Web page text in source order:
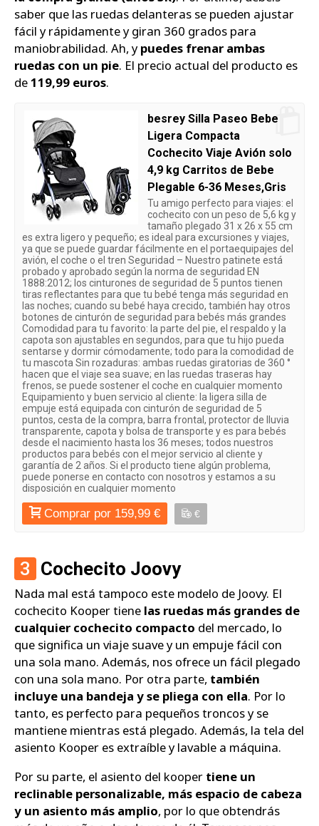
saber que las ruedas delanteras se pueden ajustar
fácil y rápidamente y giran 360 grados para
maniobrabilidad. Ah, ypuedes frenar ambas
ruedas con un pie. El precio actual del producto es
de119,99 euros.
besrey Silla Paseo Bebe
Ligera Compacta
Cochecito Viaje Avión solo
4,9 kg Carritos de Bebe
Plegable 6-36 Meses,Gris
Tu amigo perfecto para viajes: el
cochecito con un peso de 5,6 kg y
tamaño plegado 31 x 26 x 55 cm
es extra ligero y pequeño; es ideal para excursiones y viajes,
ya que se puede guardar fácilmente en el portaequipajes del
avión, el coche o el tren Seguridad – Nuestro patinete está
probado y aprobado según la norma de seguridad EN
1888:2012; los cinturones de seguridad de 5 puntos tienen
tiras reflectantes para que tu bebé tenga más seguridad en
las noches; cuando su bebé haya crecido, también hay otros
botones de cinturón de seguridad para bebés más grandes
Comodidad para tu favorito: la parte del pie, el respaldo y la
capota son ajustables en segundos, para que tu hijo pueda
sentarse y dormir cómodamente; todo para la comodidad de
tu mascota Sin rozaduras: ambas ruedas giratorias de 360 °
hacen que el viaje sea suave; en las ruedas traseras hay
frenos, se puede sostener el coche en cualquier momento
Equipamiento y buen servicio al cliente: la ligera silla de
empuje está equipada con cinturón de seguridad de 5
puntos, cesta de la compra, barra frontal, protector de lluvia
transparente, capota y bolsa de transporte y es para bebés
desde el nacimiento hasta los 36 meses; todos nuestros
productos para bebés con el mejor servicio al cliente y
garantía de 2 años. Si el producto tiene algún problema,
puede ponerse en contacto con nosotros y estamos a su
disposición en cualquier momento
Comprar por 159,99 € €
3 Cochecito Joovy
Nada mal está tampoco este modelo de Joovy. El
cochecito Kooper tiene las ruedas más grandes de
cualquier cochecito compacto del mercado, lo
que significa un viaje suave y un empuje fácil con
una sola mano. Además, nos ofrece un fácil plegado
con una sola mano. Por otra parte, también
incluye una bandeja y se pliega con ella. Por lo
tanto, es perfecto para pequeños troncos y se
mantiene mientras está plegado. Además, la tela del
asiento Kooper es extraíble y lavable a máquina.
Por su parte, el asiento del kooper tiene un
reclinable personalizable, más espacio de cabeza
y un asiento más amplio, por lo que obtendrás